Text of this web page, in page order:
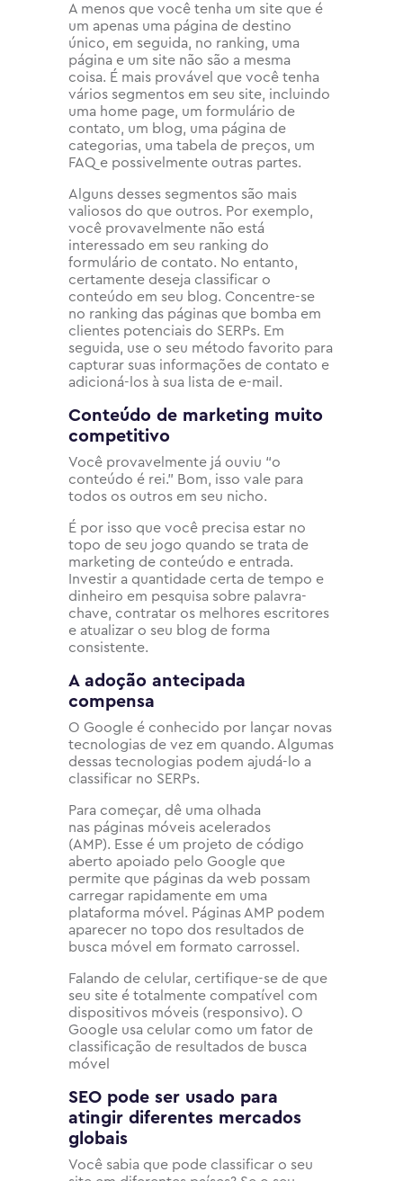
A menos que você tenha um site que é
um apenas uma página de destino
único, em seguida, no ranking, uma
página e um site não são a mesma
coisa. É mais provável que você tenha
vários segmentos em seu site, incluindo
uma home page, um formulário de
contato, um blog, uma página de
categorias, uma tabela de preços, um
FAQ e possivelmente outras partes.
Alguns desses segmentos são mais
valiosos do que outros. Por exemplo,
você provavelmente não está
interessado em seu ranking do
formulário de contato. No entanto,
certamente deseja classificar o
conteúdo em seu blog. Concentre-se
no ranking das páginas que bomba em
clientes potenciais do SERPs. Em
seguida, use o seu método favorito para
capturar suas informações de contato e
adicioná-los à sua lista de e-mail.
Conteúdo de marketing muito
competitivo
Você provavelmente já ouviu “o
conteúdo é rei.” Bom, isso vale para
todos os outros em seu nicho.
É por isso que você precisa estar no
topo de seu jogo quando se trata de
marketing de conteúdo e entrada.
Investir a quantidade certa de tempo e
dinheiro em pesquisa sobre palavra-
chave, contratar os melhores escritores
e atualizar o seu blog de forma
consistente.
A adoção antecipada
compensa
O Google é conhecido por lançar novas
tecnologias de vez em quando. Algumas
dessas tecnologias podem ajudá-lo a
classificar no SERPs.
Para começar, dê uma olhada
nas páginas móveis acelerados
(AMP). Esse é um projeto de código
aberto apoiado pelo Google que
permite que páginas da web possam
carregar rapidamente em uma
plataforma móvel. Páginas AMP podem
aparecer no topo dos resultados de
busca móvel em formato carrossel.
Falando de celular, certifique-se de que
seu site é totalmente compatível com
dispositivos móveis (responsivo). O
Google usa celular como um fator de
classificação de resultados de busca
móvel
SEO pode ser usado para
atingir diferentes mercados
globais
Você sabia que pode classificar o seu